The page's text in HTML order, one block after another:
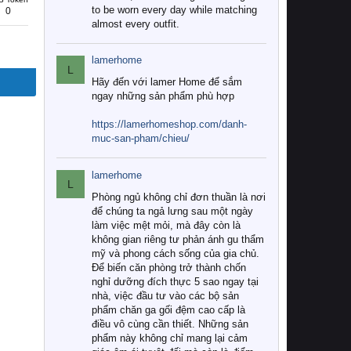
0
to be worn every day while matching
almost every outfit.
L
lamerhome
Hãy đến với lamer Home để sắm
ngay những sản phẩm phù hợp
https://lamerhomeshop.com/danh-
muc-san-pham/chieu/
L
lamerhome
Phòng ngủ không chỉ đơn thuần là nơi
để chúng ta ngả lưng sau một ngày
làm việc mệt mỏi, mà đây còn là
không gian riêng tư phản ánh gu thẩm
mỹ và phong cách sống của gia chủ.
Để biến căn phòng trở thành chốn
nghỉ dưỡng đích thực 5 sao ngay tại
nhà, việc đầu tư vào các bộ sản
phẩm chăn ga gối đệm cao cấp là
điều vô cùng cần thiết. Những sản
phẩm này không chỉ mang lại cảm